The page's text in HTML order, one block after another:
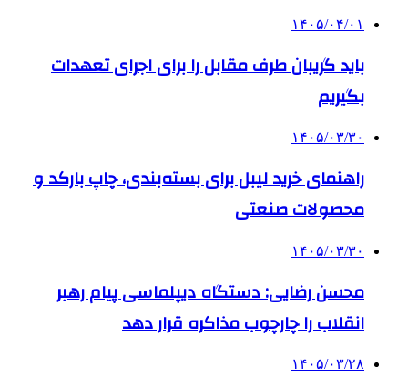
۱۴۰۵/۰۴/۰۱
باید گریبان طرف مقابل را برای اجرای تعهدات
بگیریم
۱۴۰۵/۰۳/۳۰
راهنمای خرید لیبل برای بسته‌بندی، چاپ بارکد و
محصولات صنعتی
۱۴۰۵/۰۳/۳۰
محسن رضایی: دستگاه دیپلماسی پیام رهبر
انقلاب را چارچوب مذاکره قرار دهد
۱۴۰۵/۰۳/۲۸